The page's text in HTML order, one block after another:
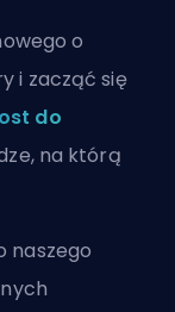
o
i zacząć się
do
na którą
naszego